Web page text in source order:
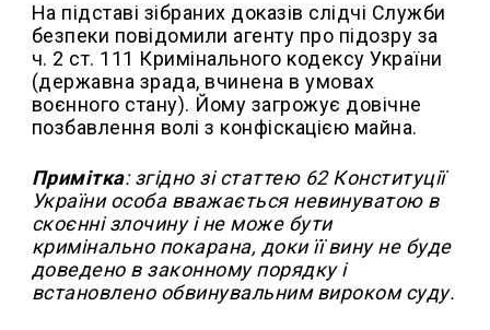
На підставі зібраних доказів слідчі Служби
безпеки повідомили агенту про підозру за
ч. 2 ст. 111 Кримінального кодексу України
(державна зрада, вчинена в умовах
воєнного стану). Йому загрожує довічне
позбавлення волі з конфіскацією майна.
Примітка: згідно зі статтею 62 Конституції
України особа вважається невинуватою в
скоєнні злочину і не може бути
кримінально покарана, доки її вину не буде
доведено в законному порядку і
встановлено обвинувальним вироком суду.